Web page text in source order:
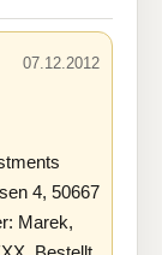
07.12.2012
4, 50667
Marek,